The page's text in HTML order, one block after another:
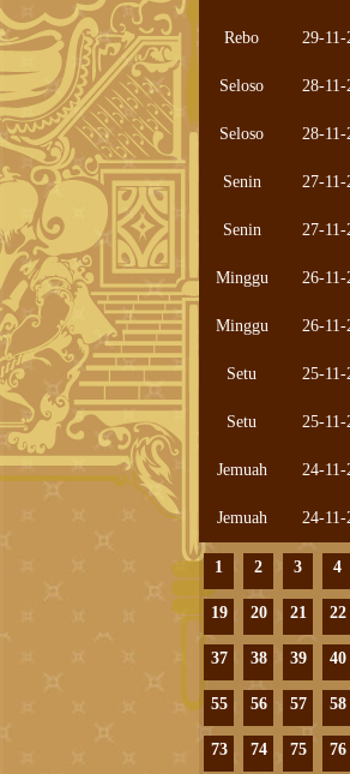
Rebo 29-11-
Seloso 28-11-
Seloso 28-11-
Senin 27-11-
Senin 27-11-
Minggu 26-11-
Minggu 26-11-
Setu 25-11-
Setu 25-11-
Jemuah 24-11-
Jemuah 24-11-
1 2 3 4
19 20 21 22
37 38 39 40
55 56 57 58
73 74 75 76